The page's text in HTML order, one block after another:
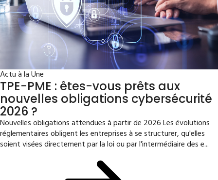
Actu à la Une
TPE-PME : êtes-vous prêts aux
nouvelles obligations cybersécurité
2026 ?
Nouvelles obligations attendues à partir de 2026 Les évolutions
réglementaires obligent les entreprises à se structurer, qu'elles
soient visées directement par la loi ou par l'intermédiaire des e...